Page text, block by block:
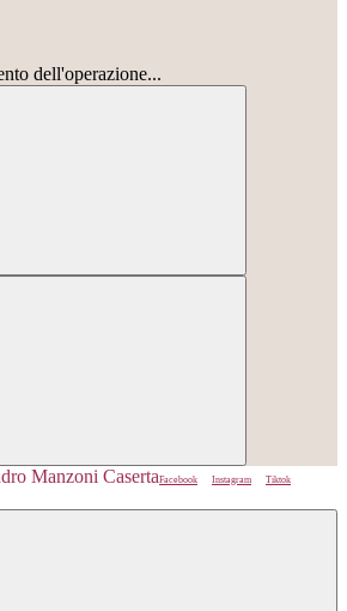
dell'operazione...
Facebook Instagram
Tiktok